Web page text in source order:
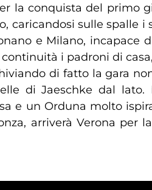
la conquista del primo
caricandosi sulle
e Milano, incapace
i padroni di
di fatto la gara
di Jaeschke dal
e un Orduna molto
arriverà Verona